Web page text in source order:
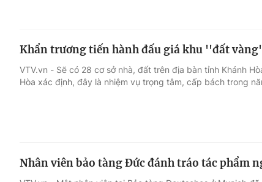
Khẩn trương tiến hành đấu giá khu ''đất
VTV.vn - Sẽ có 28 cơ sở nhà, đất trên địa bàn tỉnh Khánh
Hòa xác định, đây là nhiệm vụ trọng tâm, cấp bách trong
Nhân viên bảo tàng Đức đánh tráo tác phẩm